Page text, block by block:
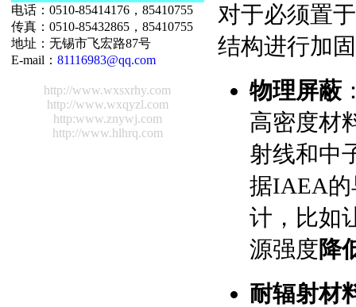
电话：0510-85414176，85410755
传真：0510-85432865，85410755
地址：无锡市飞宏路87号
E-mail： 81116983@qq.com
http://www.wxsxrhy.com
http://www.wxqyzl.com
http:www.znywj.com
http://www.hlhrq.com
对于必须置
结构进行加
物理屏蔽
高密度材
射线和中
据IAEA的
计，比如
源强度降
耐辐射材